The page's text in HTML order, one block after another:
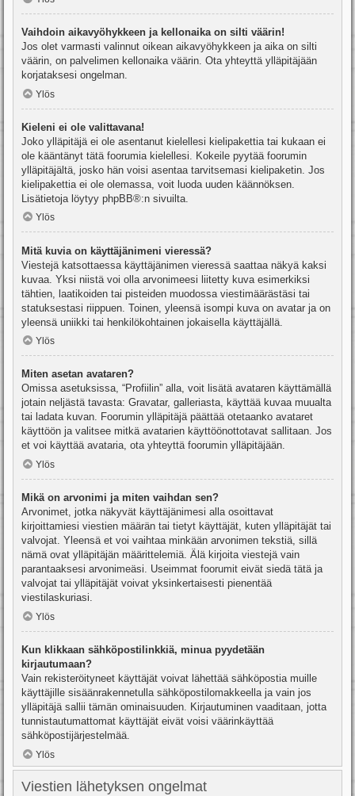
Vaihdoin aikavyöhykkeen ja kellonaika on silti väärin!
Jos olet varmasti valinnut oikean aikavyöhykkeen ja aika on silti
väärin, on palvelimen kellonaika väärin. Ota yhteyttä ylläpitäjään
korjataksesi ongelman.
Ylös
Kieleni ei ole valittavana!
Joko ylläpitäjä ei ole asentanut kielellesi kielipakettia tai kukaan ei
ole kääntänyt tätä foorumia kielellesi. Kokeile pyytää foorumin
ylläpitäjältä, josko hän voisi asentaa tarvitsemasi kielipaketin. Jos
kielipakettia ei ole olemassa, voit luoda uuden käännöksen.
Lisätietoja löytyy phpBB®:n sivuilta.
Ylös
Mitä kuvia on käyttäjänimeni vieressä?
Viestejä katsottaessa käyttäjänimen vieressä saattaa näkyä kaksi
kuvaa. Yksi niistä voi olla arvonimeesi liitetty kuva esimerkiksi
tähtien, laatikoiden tai pisteiden muodossa viestimäärästäsi tai
statuksestasi riippuen. Toinen, yleensä isompi kuva on avatar ja on
yleensä uniikki tai henkilökohtainen jokaisella käyttäjällä.
Ylös
Miten asetan avataren?
Omissa asetuksissa, “Profiilin” alla, voit lisätä avataren käyttämällä
jotain neljästä tavasta: Gravatar, galleriasta, käyttää kuvaa muualta
tai ladata kuvan. Foorumin ylläpitäjä päättää otetaanko avataret
käyttöön ja valitsee mitkä avatarien käyttöönottotavat sallitaan. Jos
et voi käyttää avataria, ota yhteyttä foorumin ylläpitäjään.
Ylös
Mikä on arvonimi ja miten vaihdan sen?
Arvonimet, jotka näkyvät käyttäjänimesi alla osoittavat
kirjoittamiesi viestien määrän tai tietyt käyttäjät, kuten ylläpitäjät tai
valvojat. Yleensä et voi vaihtaa minkään arvonimen tekstiä, sillä
nämä ovat ylläpitäjän määrittelemiä. Älä kirjoita viestejä vain
parantaaksesi arvonimeäsi. Useimmat foorumit eivät siedä tätä ja
valvojat tai ylläpitäjät voivat yksinkertaisesti pienentää
viestilaskuriasi.
Ylös
Kun klikkaan sähköpostilinkkiä, minua pyydetään
kirjautumaan?
Vain rekisteröityneet käyttäjät voivat lähettää sähköpostia muille
käyttäjille sisäänrakennetulla sähköpostilomakkeella ja vain jos
ylläpitäjä sallii tämän ominaisuuden. Kirjautuminen vaaditaan, jotta
tunnistautumattomat käyttäjät eivät voisi väärinkäyttää
sähköpostijärjestelmää.
Ylös
Viestien lähetyksen ongelmat